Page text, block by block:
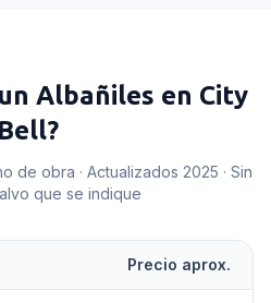
Albañiles en City
Bell?
de obra · Actualizados 2025 · Sin
que se indique
Precio aprox.